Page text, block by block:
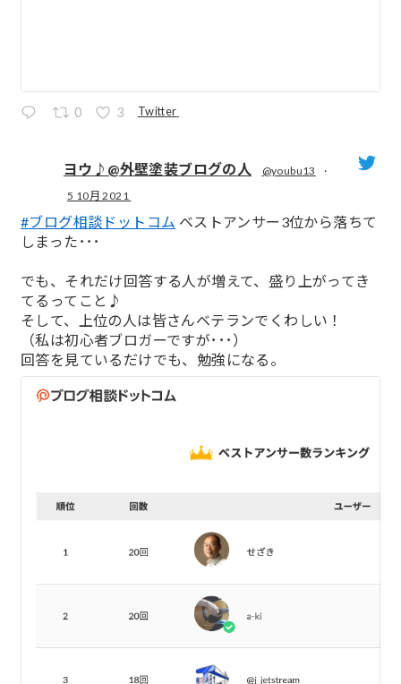
0 3 Twitter
ヨウ♪@外壁塗装ブログの人 @youbu13
·
5 10月 2021
#ブログ相談ドットコム ベストアンサー3位から落ちて
しまった･･･
でも、それだけ回答する人が増えて、盛り上がってき
てるってこと♪
そして、上位の人は皆さんベテランでくわしい！
（私は初心者ブロガーですが･･･）
回答を見ているだけでも、勉強になる。